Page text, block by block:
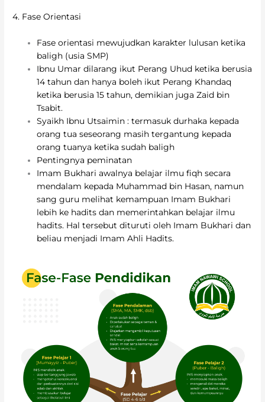
4. Fase Orientasi
Fase orientasi mewujudkan karakter lulusan ketika
baligh (usia SMP)
Ibnu Umar dilarang ikut Perang Uhud ketika berusia
14 tahun dan hanya boleh ikut Perang Khandaq
ketika berusia 15 tahun, demikian juga Zaid bin
Tsabit.
Syaikh Ibnu Utsaimin : termasuk durhaka kepada
orang tua seseorang masih tergantung kepada
orang tuanya ketika sudah baligh
Pentingnya peminatan
Imam Bukhari awalnya belajar ilmu fiqh secara
mendalam kepada Muhammad bin Hasan, namun
sang guru melihat kemampuan Imam Bukhari
lebih ke hadits dan memerintahkan belajar ilmu
hadits. Hal tersebut dituruti oleh Imam Bukhari dan
beliau menjadi Imam Ahli Hadits.